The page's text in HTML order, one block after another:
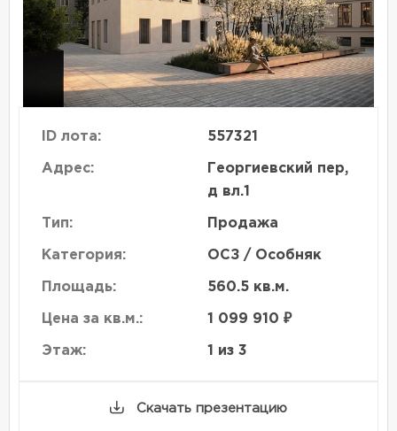
ID лота: 557321
Адрес:
Георгиевский пер,
д вл.1
Тип: Продажа
Категория: ОСЗ / Особняк
Площадь: 560.5 кв.м.
Цена за кв.м.: 1 099 910 ₽
Этаж: 1 из 3
Скачать презентацию